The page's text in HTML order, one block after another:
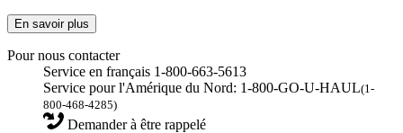
En savoir plus
Pour nous contacter
Service en français 1-800-663-5613
Service pour l'Amérique du Nord: 1-800-GO-U-HAUL(1-
800-468-4285)
Demander à être rappelé